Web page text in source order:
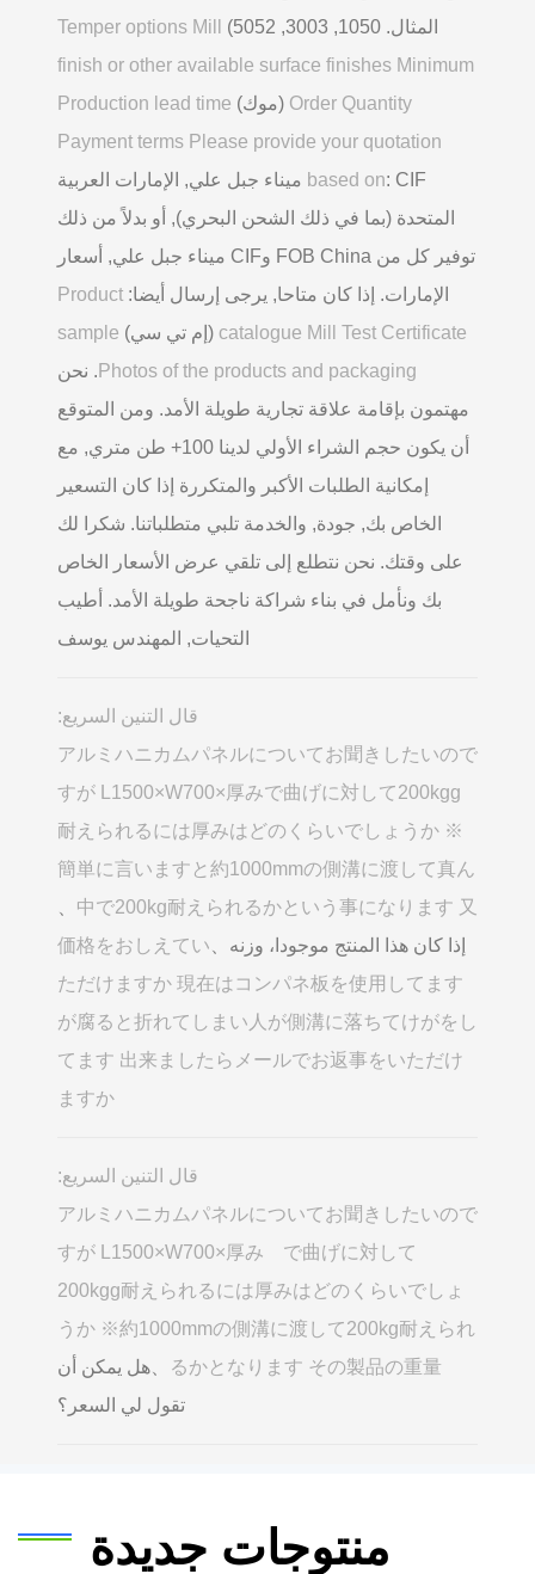
المثال. 1050, 3003, 5052)
Temper options Mill
finish or other available surface finishes Minimum
Order Quantity (موك) Production lead time
Payment terms Please provide your quotation
based on : CIF ميناء جبل علي, الإمارات العربية
المتحدة (بما في ذلك الشحن البحري), أو بدلاً من ذلك
توفير كل من FOB China وCIF ميناء جبل علي, أسعار
الإمارات. إذا كان متاحا, يرجى إرسال أيضا: Product
catalogue Mill Test Certificate (إم تي سي) sample
Photos of the products and packaging . نحن
مهتمون بإقامة علاقة تجارية طويلة الأمد. ومن المتوقع
أن يكون حجم الشراء الأولي لدينا 100+ طن متري, مع
إمكانية الطلبات الأكبر والمتكررة إذا كان التسعير
الخاص بك, جودة, والخدمة تلبي متطلباتنا. شكرا لك
على وقتك. نحن نتطلع إلى تلقي عرض الأسعار الخاص
بك ونأمل في بناء شراكة ناجحة طويلة الأمد. أطيب
التحيات, المهندس يوسف
قال التنين السريع:
アルミハニカムパネルについてお聞きしたいので
すが L1500×W700×厚みで曲げに対して200kgg
耐えられるには厚みはどのくらいでしょうか ※
簡単に言いますと約1000mmの側溝に渡して真ん
中で200kg耐えられるかという事になります 又
إذا كان هذا المنتج موجودا، وزنه、 価格をおしえてい
ただけますか 現在はコンパネ板を使用してます
が腐ると折れてしまい人が側溝に落ちてけがをし
てます 出来ましたらメールでお返事をいただけ
ますか
قال التنين السريع:
アルミハニカムパネルについてお聞きしたいので
すが L1500×W700×厚み で曲げに対して
200kgg耐えられるには厚みはどのくらいでしょ
うか ※約1000mmの側溝に渡して200kg耐えられ
るかとなります その製品の重量
、هل يمكن أن
تقول لي السعر؟
منتوجات جديدة